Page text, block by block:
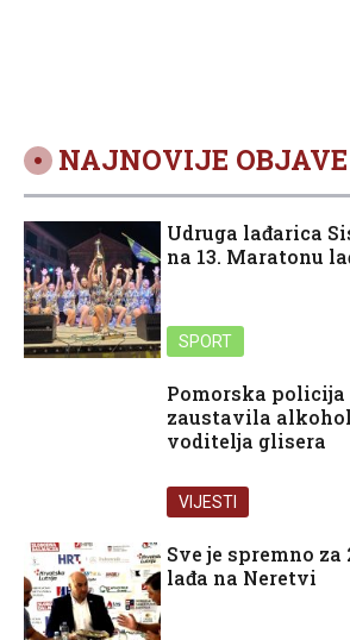
NAJNOVIJE OBJAVE
Udruga lađarica
na 13. Maratonu
SPORT
Pomorska policija
zaustavila
voditelja glisera
VIJESTI
Sve je spremno
lađa na Neretvi